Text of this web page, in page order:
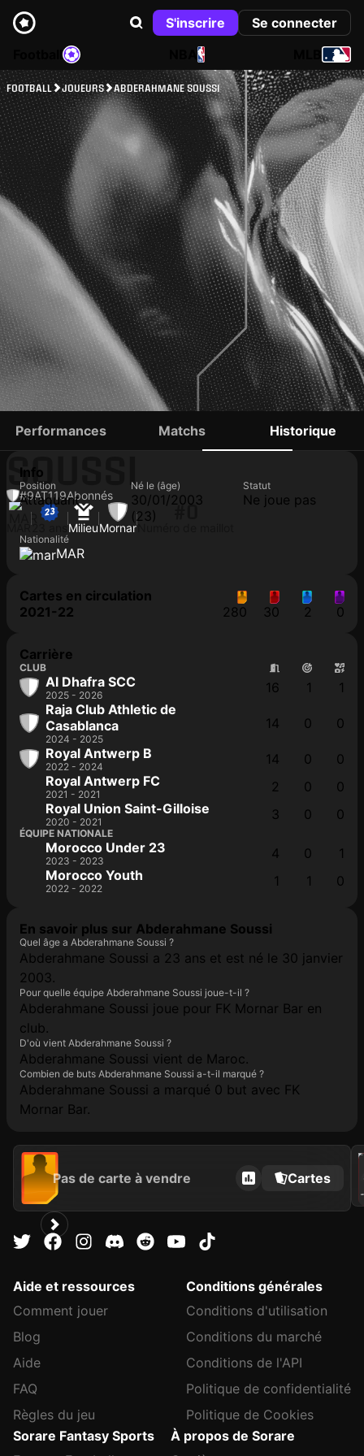
S'inscrire
Se connecter
NBA
FOOTBALL JOUEURS ABDERAHMANE SOUSSI
ABDERAHMANE
SOUSSI
#9AT119Abonnés
MilieuMornar
#0
Performances Matchs Historique
Info
Position
Attaquant
Né le (âge)
30/01/2003
(23)
Statut
Ne joue pas
Nationalité
MAR
Cartes en circulation
2021-22
280 30 2 0
Carrière
CLUB
Al Dhafra SCC
2025 - 2026 16 1
1
Raja Club Athletic de
Casablanca
2024 - 2025
14 0
0
Royal Antwerp B
2022 - 2024 14 0
0
Royal Antwerp FC
2021 - 2021 2 0
0
Royal Union Saint-Gilloise
2020 - 2021 3 0 0
ÉQUIPE NATIONALE
Morocco Under 23
2023 - 2023 4 0
1
Morocco Youth
2022 - 2022 1 1 0
En savoir plus sur Abderahmane Soussi
Quel âge a Abderahmane Soussi ?
Abderahmane Soussi a 23 ans et est né le 30 janvier
2003.
Pour quelle équipe Abderahmane Soussi joue-t-il ?
Abderahmane Soussi joue pour FK Mornar Bar en
club.
D'où vient Abderahmane Soussi ?
Abderahmane Soussi vient de Maroc.
Combien de buts Abderahmane Soussi a-t-il marqué ?
Abderahmane Soussi a marqué 0 but avec FK
Mornar Bar.
Pas de carte à vendre Cartes
2021
Aide et ressources
Comment jouer
Blog
Aide
FAQ
Règles du jeu
Conditions générales
Conditions d'utilisation
Conditions du marché
Conditions de l'API
Politique de confidentialité
Politique de Cookies
Sorare Fantasy Sports
À propos de Sorare